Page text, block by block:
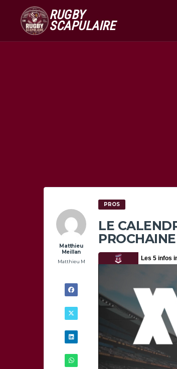
RUGBY
SCAPULAIRE
Matthieu
Meillan
Matthieu M
PROS
LE